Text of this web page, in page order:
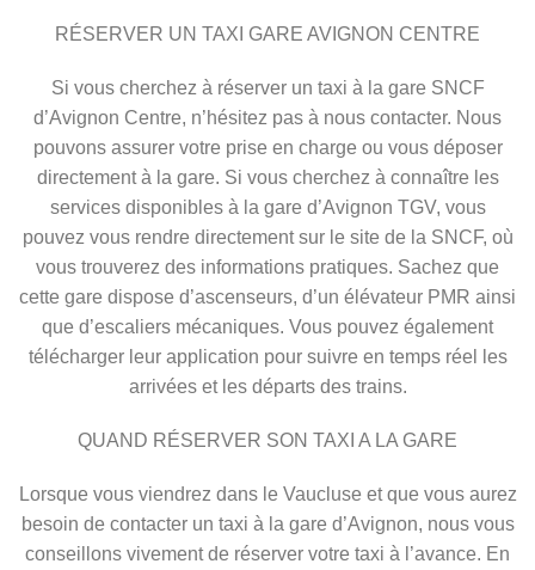
RÉSERVER UN TAXI GARE AVIGNON CENTRE
Si vous cherchez à réserver un taxi à la gare SNCF
d’Avignon Centre, n’hésitez pas à nous contacter. Nous
pouvons assurer votre prise en charge ou vous déposer
directement à la gare. Si vous cherchez à connaître les
services disponibles à la gare d’Avignon TGV, vous
pouvez vous rendre directement sur le site de la SNCF, où
vous trouverez des informations pratiques. Sachez que
cette gare dispose d’ascenseurs, d’un élévateur PMR ainsi
que d’escaliers mécaniques. Vous pouvez également
télécharger leur application pour suivre en temps réel les
arrivées et les départs des trains.
QUAND RÉSERVER SON TAXI A LA GARE
Lorsque vous viendrez dans le Vaucluse et que vous aurez
besoin de contacter un taxi à la gare d’Avignon, nous vous
conseillons vivement de réserver votre taxi à l’avance. En